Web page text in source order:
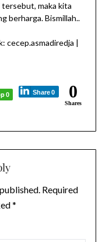
maka kita
berharga. Bismillah..
cecep.asmadiredja |
0 Share 0 0
Shares
Required
*